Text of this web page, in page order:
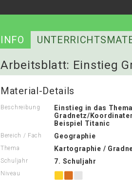
INFO
Arbeitsblatt: Einstieg
Material-Details
Beschreibung
Einstieg in das Thema
Gradnetz/
Beispiel Titanic
Bereich / Fach Geographie
Thema Kartographie /
Schuljahr 7. Schuljahr
Niveau